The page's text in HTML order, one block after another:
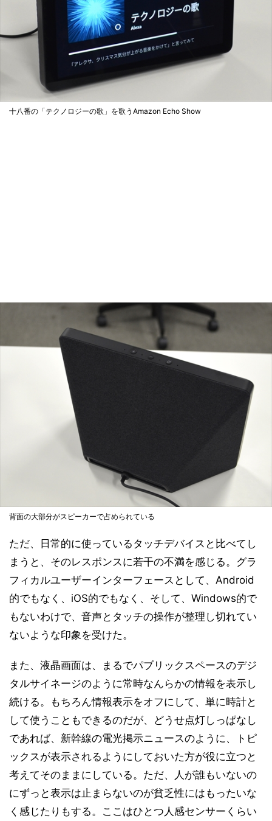
十八番の「テクノロジーの歌」を歌うAmazon Echo Show
背面の大部分がスピーカーで占められている
ただ、日常的に使っているタッチデバイスと比べてし
まうと、そのレスポンスに若干の不満を感じる。グラ
フィカルユーザーインターフェースとして、Android
的でもなく、iOS的でもなく、そして、Windows的で
もないわけで、音声とタッチの操作が整理し切れてい
ないような印象を受けた。
また、液晶画面は、まるでパブリックスペースのデジ
タルサイネージのように常時なんらかの情報を表示し
続ける。もちろん情報表示をオフにして、単に時計と
して使うこともできるのだが、どうせ点灯しっぱなし
であれば、新幹線の電光掲示ニュースのように、トピ
ックスが表示されるようにしておいた方が役に立つと
考えてそのままにしている。ただ、人が誰もいないの
にずっと表示は止まらないのが貧乏性にはもったいな
く感じたりもする。ここはひとつ人感センサーくらい